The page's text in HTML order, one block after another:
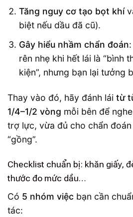
Tăng nguy cơ tạo bọt khí
biệt nếu dầu đã cũ).
Gây hiểu nhầm chẩn đoán
rên nhẹ khi hết lái là “bình
kiện”, nhưng bạn lại tưởng
Thay vào đó, hãy đánh lái từ
1/4–1/2 vòng mỗi bên để
trợ lực, vừa đủ cho chẩn
“gồng”.
Checklist chuẩn bị: khăn giấy,
thước đo mức dầu…
Có 5 nhóm việc bạn cần
tác: